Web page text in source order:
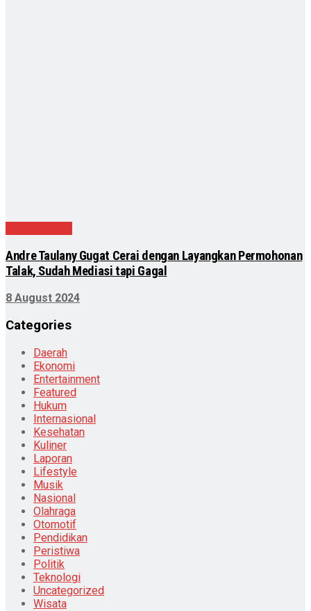
Andre Taulany Gugat Cerai dengan Layangkan Permohonan
Talak, Sudah Mediasi tapi Gagal
8 August 2024
Categories
Daerah
Ekonomi
Entertainment
Featured
Hukum
Internasional
Kesehatan
Kuliner
Laporan
Lifestyle
Musik
Nasional
Olahraga
Otomotif
Pendidikan
Peristiwa
Politik
Teknologi
Uncategorized
Wisata